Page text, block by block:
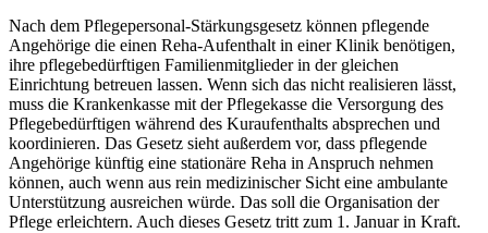
Nach dem Pflegepersonal-Stärkungsgesetz können pflegende
Angehörige die einen Reha-Aufenthalt in einer Klinik benötigen,
ihre pflegebedürftigen Familienmitglieder in der gleichen
Einrichtung betreuen lassen. Wenn sich das nicht realisieren lässt,
muss die Krankenkasse mit der Pflegekasse die Versorgung des
Pflegebedürftigen während des Kuraufenthalts absprechen und
koordinieren. Das Gesetz sieht außerdem vor, dass pflegende
Angehörige künftig eine stationäre Reha in Anspruch nehmen
können, auch wenn aus rein medizinischer Sicht eine ambulante
Unterstützung ausreichen würde. Das soll die Organisation der
Pflege erleichtern. Auch dieses Gesetz tritt zum 1. Januar in Kraft.